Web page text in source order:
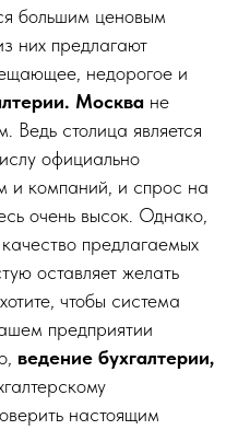
большим ценовым
них предлагают
недорогое и
Москва не
Ведь столица является
официально
и компаний, и спрос на
очень высок. Однако,
предлагаемых
оставляет желать
чтобы система
предприятии
ведение бухгалтерии,
настоящим